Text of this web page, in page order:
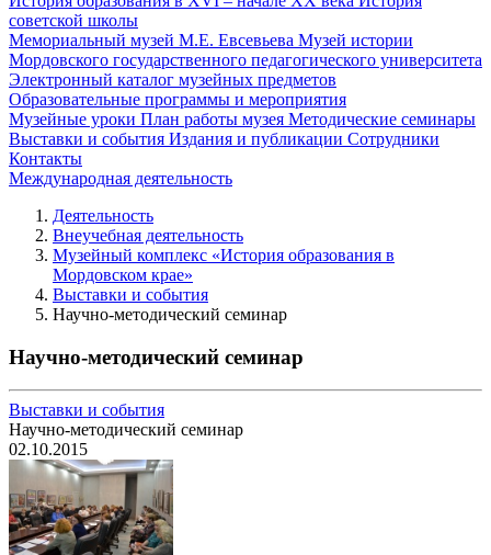
советской школы
Мемориальный музей М.Е. Евсевьева Музей истории
Мордовского государственного педагогического университета
Электронный каталог музейных предметов
Образовательные программы и мероприятия
Музейные уроки План работы музея Методические семинары
Выставки и события Издания и публикации Сотрудники
Контакты
Международная деятельность
Деятельность
Внеучебная деятельность
Музейный комплекс «История образования в
Мордовском крае»
Выставки и события
Научно-методический семинар
Научно-методический семинар
Выставки и события
Научно-методический семинар
02.10.2015